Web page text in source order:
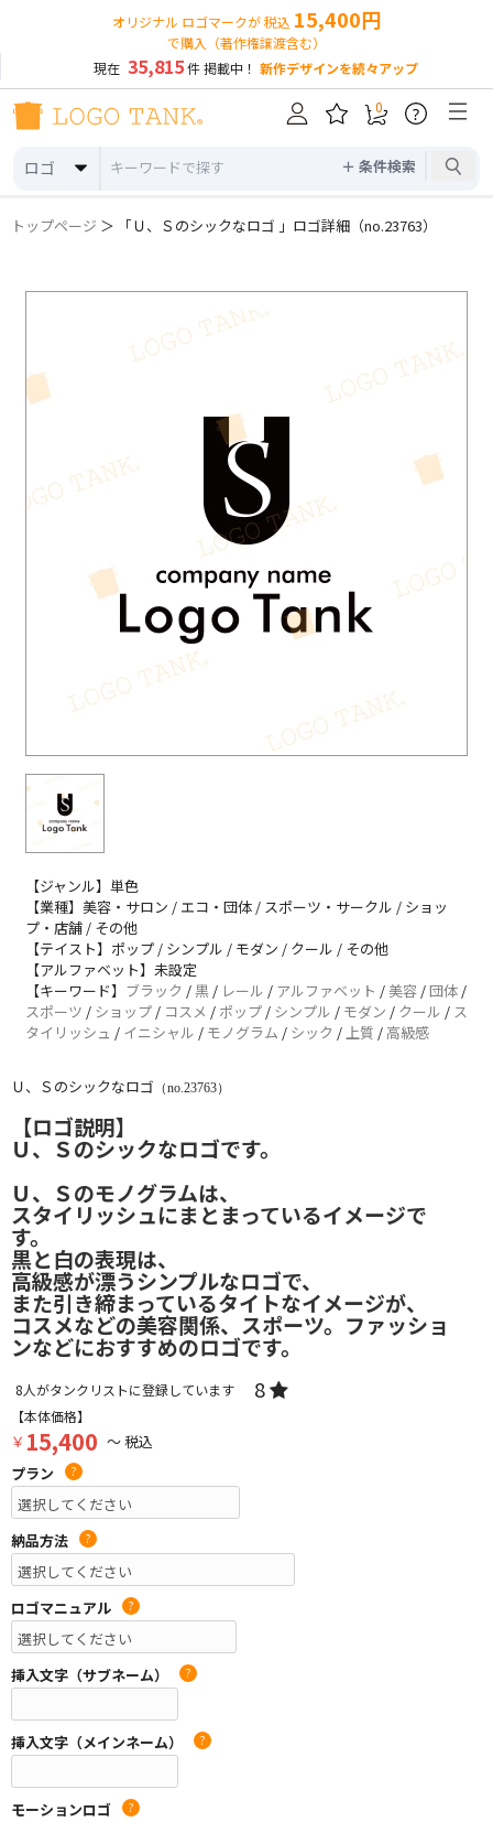
オリジナル ロゴマークが 税込 15,400円
で購入（著作権譲渡含む）
現在 35,815件 掲載中！ 新作デザインを続々アップ
ロゴ ＋ 条件検索
0 ?
トップページ ＞ 「Ｕ、Ｓのシックなロゴ 」ロゴ詳細（no.23763）
【ジャンル】単色
【業種】美容・サロン / エコ・団体 / スポーツ・サークル / ショッ
プ・店舗 / その他
【テイスト】ポップ / シンプル / モダン / クール / その他
【アルファベット】未設定
【キーワード】 ブラック /黒 / レール / アルファベット /美容 /団体 /
スポーツ / ショップ / コスメ / ポップ / シンプル / モダン / クール / ス
タイリッシュ / イニシャル / モノグラム / シック /上質 / 高級感
Ｕ、Ｓのシックなロゴ （no.23763）
【ロゴ説明】
Ｕ、Ｓのシックなロゴです。
Ｕ、Ｓのモノグラムは、
スタイリッシュにまとまっているイメージで
す。
黒と白の表現は、
高級感が漂うシンプルなロゴで、
また引き締まっているタイトなイメージが、
コスメなどの美容関係、スポーツ。ファッショ
ンなどにおすすめのロゴです。
8人がタンクリストに登録しています 8
【本体価格】
￥ 15,400 ～ 税込
プラン
?
納品方法 ?
ロゴマニュアル ?
挿入文字（サブネーム） ?
挿入文字（メインネーム） ?
モーションロゴ ?